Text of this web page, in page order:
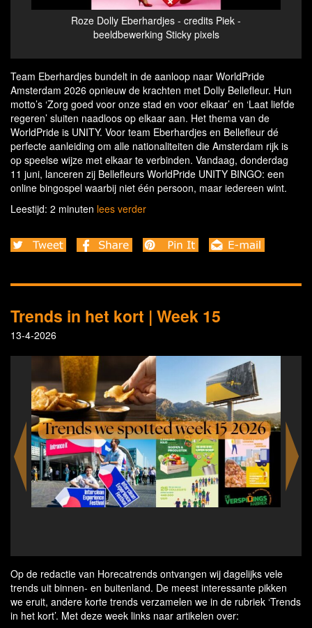
Roze Dolly Eberhardjes - credits Piek -
beeldbewerking Sticky pixels
Team Eberhardjes bundelt in de aanloop naar WorldPride
Amsterdam 2026 opnieuw de krachten met Dolly Bellefleur. Hun
motto’s ‘Zorg goed voor onze stad en voor elkaar’ en ‘Laat liefde
regeren’ sluiten naadloos op elkaar aan. Het thema van de
WorldPride is UNITY. Voor team Eberhardjes en Bellefleur dé
perfecte aanleiding om alle nationaliteiten die Amsterdam rijk is
op speelse wijze met elkaar te verbinden. Vandaag, donderdag
11 juni, lanceren zij Bellefleurs WorldPride UNITY BINGO: een
online bingospel waarbij niet één persoon, maar iedereen wint.
Leestijd: 2 minuten lees verder
Trends in het kort | Week 15
13-4-2026
Op de redactie van Horecatrends ontvangen wij dagelijks vele
trends uit binnen- en buitenland. De meest interessante pikken
we eruit, andere korte trends verzamelen we in de rubriek ‘Trends
in het kort’. Met deze week links naar artikelen over: